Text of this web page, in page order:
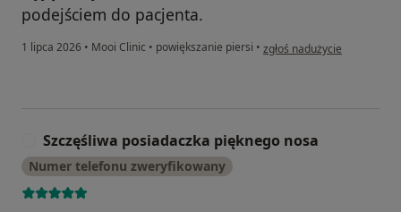
podejściem do pacjenta.
1 lipca 2026 • Mooi Clinic • powiększanie piersi • w opinii użytkownika
zgłoś nadużycie
Szczęśliwa posiadaczka pięknego nosa
Numer telefonu zweryfikowany